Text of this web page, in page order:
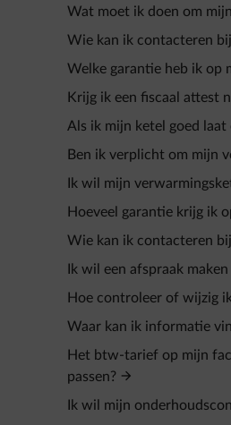
Wat moet ik doen om
Wie kan ik contacteren
Welke garantie heb ik op
Krijg ik een fiscaal attest
Als ik mijn ketel goed
Ben ik verplicht om mijn
Ik wil mijn
Hoeveel garantie krijg ik
Wie kan ik contacteren
Ik wil een afspraak
Hoe controleer of wijzig
Waar kan ik informatie
Het btw-tarief op mijn
passen?
Ik wil mijn